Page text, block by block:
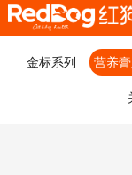
金标系列 营养